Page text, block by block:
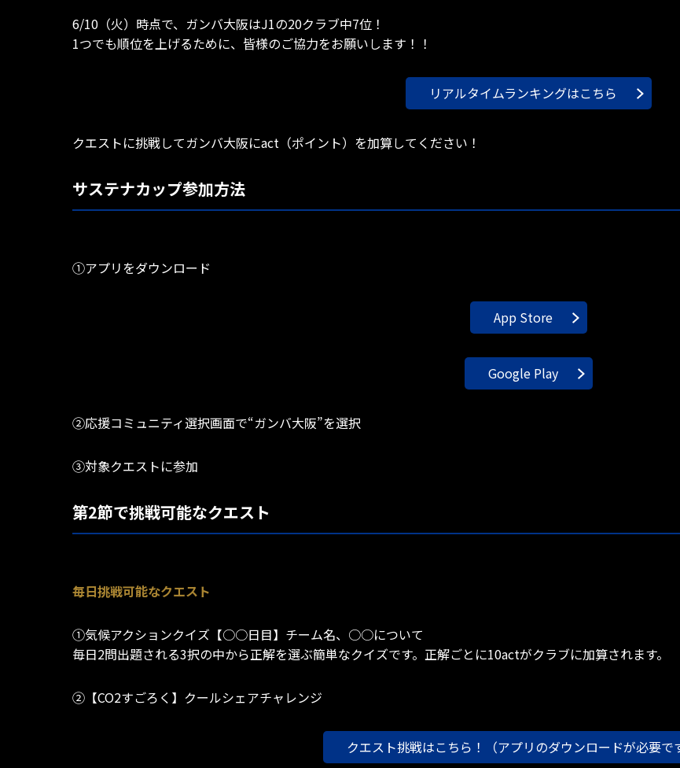
6/10（火）時点で、ガンバ大阪はJ1の20クラブ中7位！
1つでも順位を上げるために、皆様のご協力をお願いします！！
リアルタイムランキングはこちら
クエストに挑戦してガンバ大阪にact（ポイント）を加算してください！
サステナカップ参加方法
①アプリをダウンロード
App Store
Google Play
②応援コミュニティ選択画面で“ガンバ大阪”を選択
③対象クエストに参加
第2節で挑戦可能なクエスト
毎日挑戦可能なクエスト
①気候アクションクイズ【○○日目】チーム名、○○について
毎日2問出題される3択の中から正解を選ぶ簡単なクイズです。正解ごとに10actがクラブに加算されます。
②【CO2すごろく】クールシェアチャレンジ
クエスト挑戦はこちら！（アプリのダウンロードが必要で